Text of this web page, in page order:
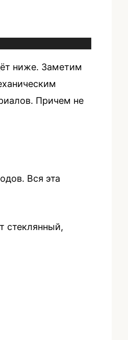
ниже. Заметим
Причем не
Вся эта
стеклянный,